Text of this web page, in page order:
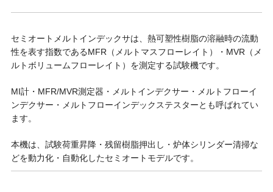
セミオートメルトインデックサは、熱可塑性樹脂の溶融時の流動
性を表す指数であるMFR（メルトマスフローレイト）・MVR（メ
ルトボリュームフローレイト）を測定する試験機です。
MI計・MFR/MVR測定器・メルトインデクサー・メルトフローイ
ンデクサー・メルトフローインデックステスターとも呼ばれてい
ます。
本機は、試験荷重昇降・残留樹脂押出し・炉体シリンダー清掃な
どを動力化・自動化したセミオートモデルです。